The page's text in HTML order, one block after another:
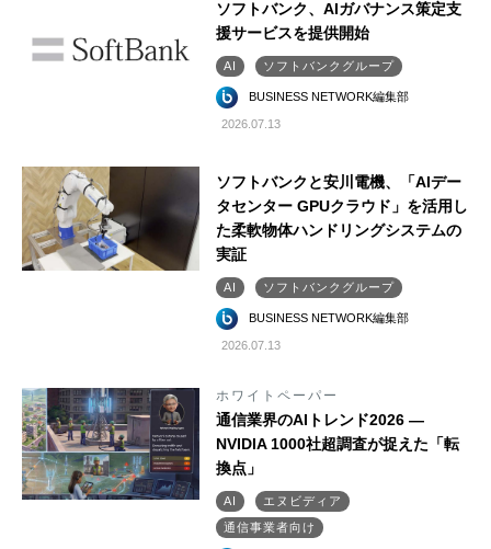
ソフトバンク、AIガバナンス策定支
援サービスを提供開始
AI ソフトバンクグループ
BUSINESS NETWORK編集部
2026.07.13
ソフトバンクと安川電機、「AIデー
タセンター GPUクラウド」を活用し
た柔軟物体ハンドリングシステムの
実証
AI ソフトバンクグループ
BUSINESS NETWORK編集部
2026.07.13
ホワイトペーパー
通信業界のAIトレンド2026 ―
NVIDIA 1000社超調査が捉えた「転
換点」
AI
エヌビディア
通信事業者向け